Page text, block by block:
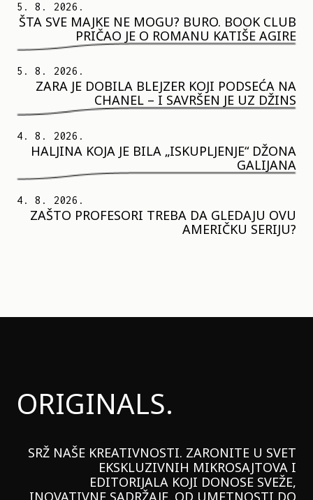
5. 8. 2026.
ŠTA SVE MAJKE NE MOGU? BURO. BOOK CLUB
PRIČAO JE O ROMANU KATIŠE AGIRE
5. 8. 2026.
ZARA JE DOBILA BLEJZER KOJI PODSEĆA NA
CHANEL – I SAVRŠEN JE UZ DŽINS
4. 8. 2026.
HALJINA KOJA JE BILA „ISKUPLJENJE“ DŽONA
GALIJANA
4. 8. 2026.
ZAŠTO PROFESORI TREBA DA GLEDAJU OVU
AMERIČKU SERIJU?
ORIGINALS.
SRŽ NAŠE KREATIVNOSTI. ZARONITE U SVET
EKSKLUZIVNIH MIKROSAJTOVA I
EDITORIJALA KOJI DONOSE SVEŽE,
INOVATIVNE SADRŽAJE. OD UMETNOSTI DO